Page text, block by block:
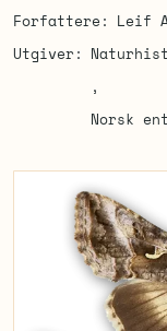
Forfattere Leif
Utgiver
Norsk